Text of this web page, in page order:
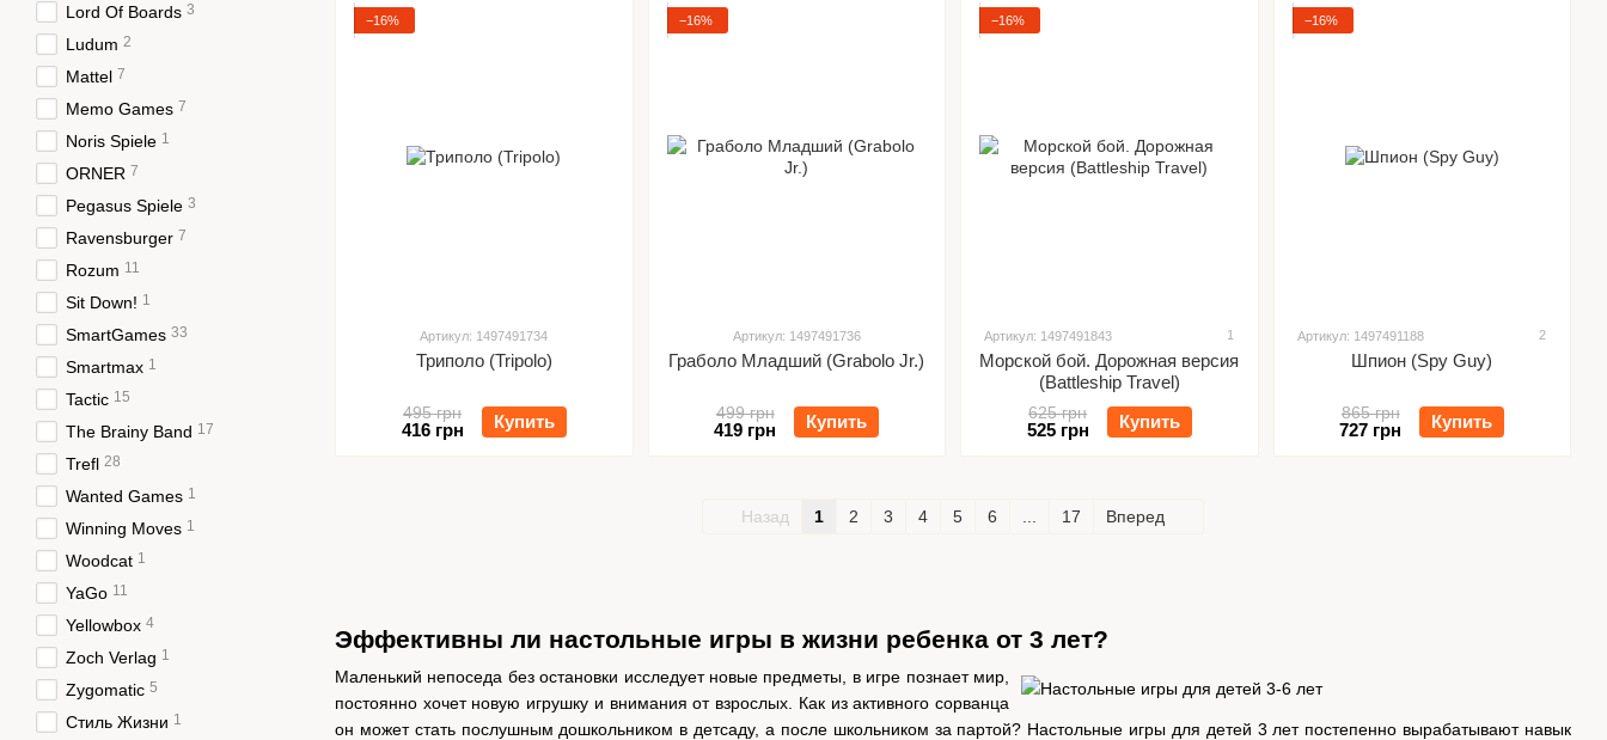
Эффективны ли настольные игры в жизни ребенка от 3 лет?
Маленький непоседа без остановки исследует новые предметы, в игре познает мир,
постоянно хочет новую игрушку и внимания от взрослых. Как из активного сорванца
он может стать послушным дошкольником в детсаду, а после школьником за партой? Настольные игры для детей 3 лет постепенно вырабатывают навык
−16%
Артикул: 1497491734
Триполо (Tripolo)
495 грн
416 грн Купить
−16%
Артикул: 1497491736
Граболо Младший (Grabolo Jr.)
499 грн
419 грн Купить
−16%
Артикул: 1497491843 1
Морской бой. Дорожная версия
(Battleship Travel)
625 грн
525 грн Купить
−16%
Артикул: 1497491188 2
Шпион (Spy Guy)
865 грн
727 грн Купить
Назад 1 2 3 4 5 6 17 Вперед
Lord Of Boards 3
Ludum 2
Mattel 7
Memo Games 7
Noris Spiele 1
ORNER 7
Pegasus Spiele 3
Ravensburger 7
Rozum 11
Sit Down! 1
SmartGames 33
Smartmax 1
Tactic 15
The Brainy Band 17
Trefl 28
Wanted Games 1
Winning Moves 1
Woodcat 1
YaGo 11
Yellowbox 4
Zoch Verlag 1
Zygomatic 5
Стиль Жизни 1